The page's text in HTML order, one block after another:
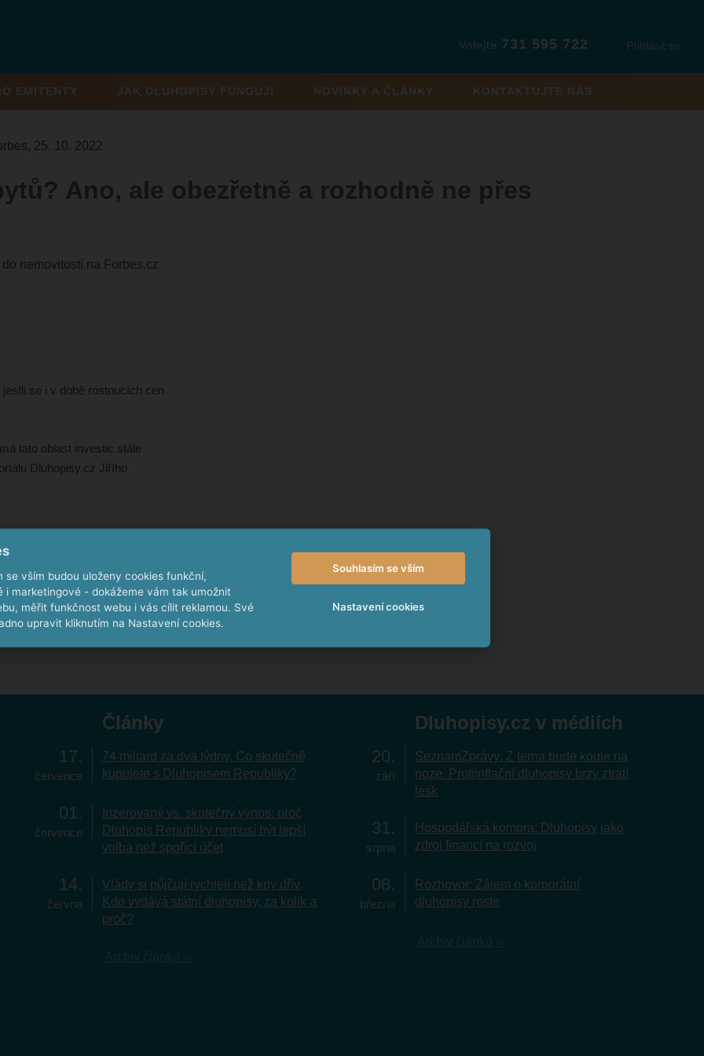
Přihlásit se
Volejte 731 595 722
EMITENTY JAK DLUHOPISY FUNGUJÍ NOVINKY A ČLÁNKY KONTAKTUJTE NÁS
25. 10. 2022
Ano, ale obezřetně a rozhodně ne přes
nemovitostí na Forbes.cz
se i v době rostoucích cen
tato oblast investic stále
Dluhopisy.cz Jiřího
Články
17
července
74 miliard za dva týdny. Co skutečně
kupujete s Dluhopisem Republiky?
01
července
Inzerovaný vs. skutečný výnos: proč
Dluhopis Republiky nemusí být lepší
volba než spořicí účet
14
června
Vlády si půjčují rychleji než kdy dřív.
Kdo vydává státní dluhopisy, za kolik a
proč?
Dluhopisy.cz v médiích
20
září
SeznamZprávy: Z terna bude koule na
noze. Protiinflační dluhopisy brzy ztratí
lesk
31
srpna
Hospodářská komora: Dluhopisy jako
zdroj financí na rozvoj
08
března
Rozhovor: Zájem o korporátní
dluhopisy roste
se vším budou uloženy cookies funkční,
i marketingové - dokážeme vám tak umožnit
měřit funkčnost webu i vás cílit reklamou. Své
upravit kliknutím na Nastavení cookies.
Souhlasím se vším
Nastavení cookies